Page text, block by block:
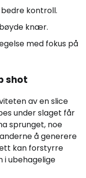
kontroll.
knær.
med fokus på
shot
av en slice
under slaget får
sprunget, noe
å generere
kan forstyrre
i ubehagelige